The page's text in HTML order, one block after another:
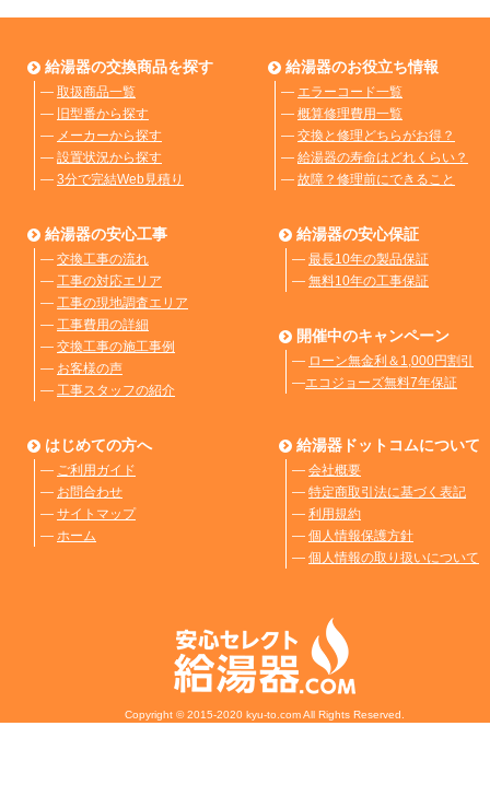
給湯器の交換商品を探す
― 取扱商品一覧
― 旧型番から探す
― メーカーから探す
― 設置状況から探す
― 3分で完結Web見積り
給湯器のお役立ち情報
― エラーコード一覧
― 概算修理費用一覧
― 交換と修理どちらがお得？
― 給湯器の寿命はどれくらい？
― 故障？修理前にできること
給湯器の安心工事
― 交換工事の流れ
― 工事の対応エリア
― 工事の現地調査エリア
― 工事費用の詳細
― 交換工事の施工事例
― お客様の声
― 工事スタッフの紹介
給湯器の安心保証
― 最長10年の製品保証
― 無料10年の工事保証
開催中のキャンペーン
― ローン無金利＆1,000円割引
―エコジョーズ無料7年保証
はじめての方へ
― ご利用ガイド
― お問合わせ
― サイトマップ
― ホーム
給湯器ドットコムについて
― 会社概要
― 特定商取引法に基づく表記
― 利用規約
― 個人情報保護方針
― 個人情報の取り扱いについて
Copyright © 2015-2020 kyu-to.com All Rights Reserved.